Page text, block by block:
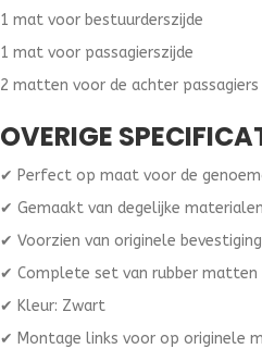
1 mat voor bestuurderszijde
1 mat voor passagierszijde
2 matten voor de achter passagiers
OVERIGE
✔ Perfect op maat voor de
✔ Gemaakt van degelijke materialen
✔ Voorzien van originele
✔ Complete set van rubber matten
✔ Kleur: Zwart
✔ Montage links voor op originele